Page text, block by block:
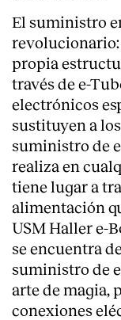
El suministro
revolucionario:
propia
través de e-
electrónicos
sustituyen a
suministro de
realiza en
tiene lugar a
alimentación
USM Haller e-
se encuentra
suministro de
arte de magia,
conexiones